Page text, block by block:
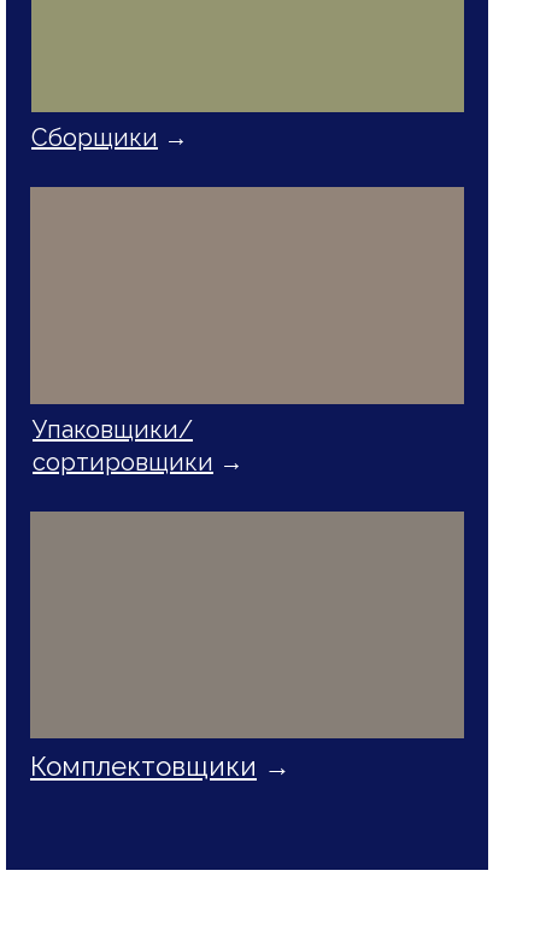
Комплектовщики →
Упаковщики/
сортировщики →
Сборщики →